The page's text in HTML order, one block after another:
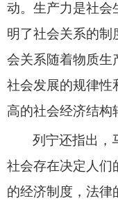
动。生产力是社会
明了社会关系的制
会关系随着物质生
社会发展的规律性
高的社会经济结构
列宁还指出，
社会存在决定人们
的经济制度，法律